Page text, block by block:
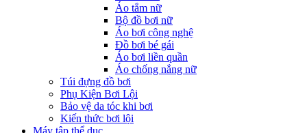
Áo tắm nữ
Bộ đồ bơi nữ
Áo bơi công nghệ
Đồ bơi bé gái
Áo bơi liền quần
Áo chống nắng nữ
Túi đựng đồ bơi
Phụ Kiện Bơi Lội
Bảo vệ da tóc khi bơi
Kiến thức bơi lội
Máy tập thể dục